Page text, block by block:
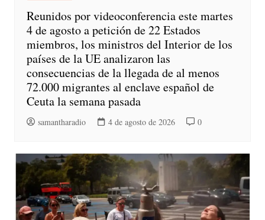
Reunidos por videoconferencia este martes
4 de agosto a petición de 22 Estados
miembros, los ministros del Interior de los
países de la UE analizaron las
consecuencias de la llegada de al menos
72.000 migrantes al enclave español de
Ceuta la semana pasada
samantharadio 4 de agosto de 2026 0